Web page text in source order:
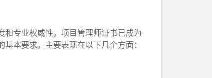
专业权威性。项目管理师证书已成为
本要求。主要表现在以下几个方面：